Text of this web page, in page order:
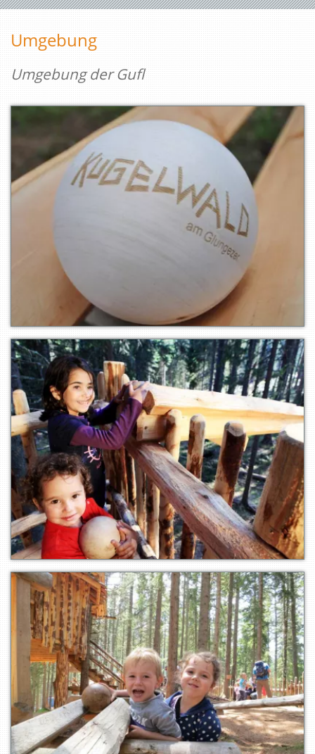
Umgebung
Umgebung der Gufl